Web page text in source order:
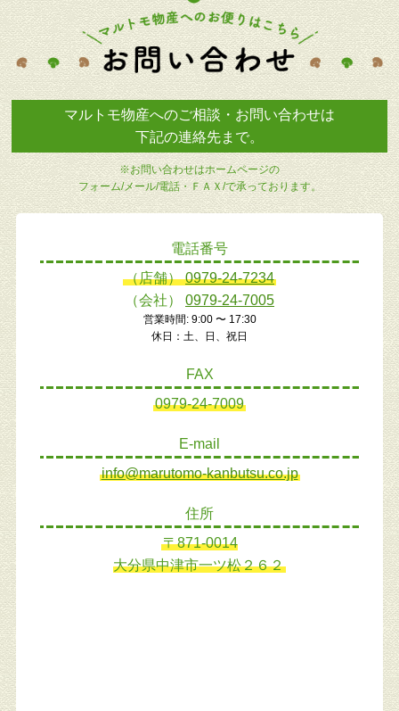
マルトモ物産へのご相談・お問い合わせは
下記の連絡先まで。
※お問い合わせはホームページの
フォーム/メール/電話・ＦＡＸ/で承っております。
電話番号
（店舗）0979-24-7234
（会社） 0979-24-7005
営業時間: 9:00 〜 17:30
休日：土、日、祝日
FAX
0979-24-7009
E-mail
info@marutomo-kanbutsu.co.jp
住所
〒871-0014
大分県中津市一ツ松２６２